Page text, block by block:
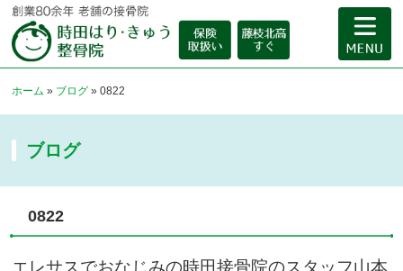
ホーム » ブログ »0822
ブログ
0822
エレサスでおなじみの時田接骨院のスタッフ山本